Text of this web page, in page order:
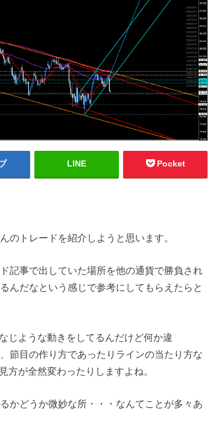
LINE Pocket
のトレードを紹介しようと思います。
記事で出していた場所を他の通貨で勝負され
んだなという感じで参考にしてもらえたらと
じような動きをしてるんだけど何か違
節目の作り方であったりラインの当たり方な
方が全然変わったりしますよね。
かどうか微妙な所・・・なんてことが多々あ